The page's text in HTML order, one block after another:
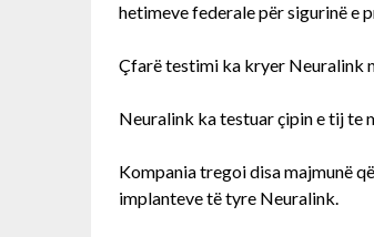
hetimeve federale për sigurinë e
Çfarë testimi ka kryer Neuralink
Neuralink ka testuar çipin e tij te
Kompania tregoi disa majmunë
implanteve të tyre Neuralink.